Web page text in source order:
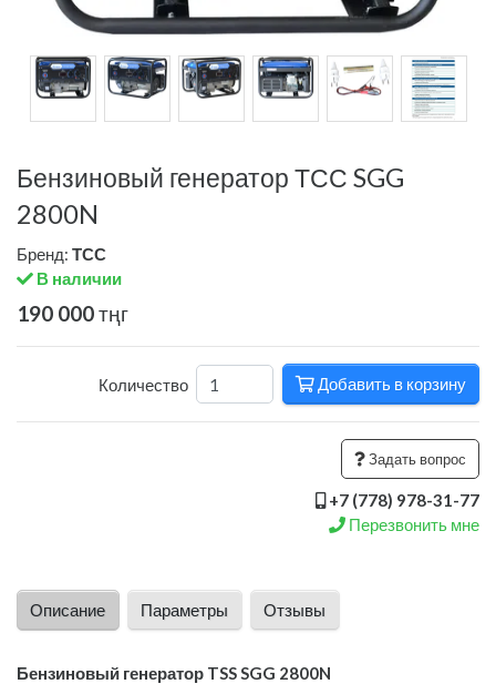
Бензиновый генератор ТСС SGG
2800N
В наличии
Бренд: ТСС
190 000тңг
Количество Добавить в корзину
Задать вопрос
+7 (778) 978-31-77
Перезвонить мне
Описание Параметры Отзывы
Бензиновый генератор TSS SGG 2800N